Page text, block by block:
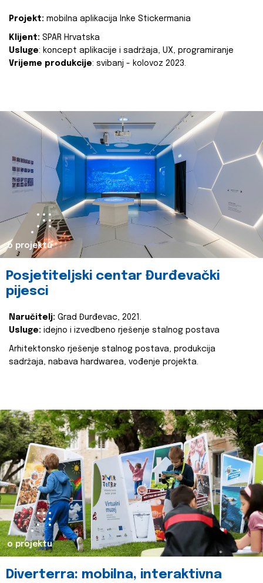
Projekt: mobilna aplikacija Inke Stickermania
Klijent: SPAR Hrvatska
Usluge: koncept aplikacije i sadržaja, UX, programiranje
Vrijeme produkcije: svibanj - kolovoz 2023.
o projektu
Posjetiteljski centar Đurđevački
pijesci
Naručitelj: Grad Đurđevac, 2021.
Usluge: idejno i izvedbeno rješenje stalnog postava
Arhitektonsko rješenje stalnog postava, produkcija
sadržaja, nabava hardwarea, vođenje projekta.
o projektu
Diverterra: mobilna, interaktivna